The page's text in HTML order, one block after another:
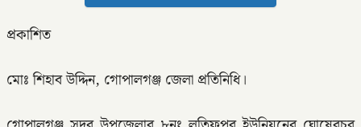
প্রকাশিত
মোঃ শিহাব উদ্দিন, গোপালগঞ্জ জেলা প্রতিনিধি।